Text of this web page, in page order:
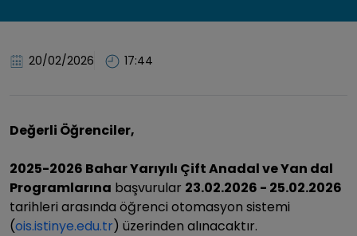
20/02/2026 17:44
Değerli Öğrenciler,
2025-2026 Bahar Yarıyılı Çift Anadal ve Yan dal
Programlarına başvurular 23.02.2026 - 25.02.2026
tarihleri arasında öğrenci otomasyon sistemi
(ois.istinye.edu.tr) üzerinden alınacaktır.